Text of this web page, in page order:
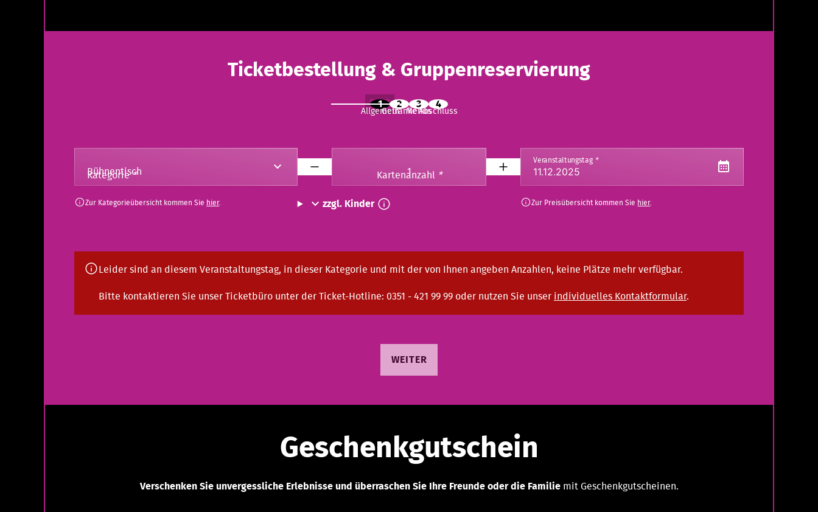
Ticketbestellung & Gruppenreservierung
1
Allgemein
2
Getränke
3
Menüs
4
Abschluss
Kategorie*
Zur Kategorieübersicht kommen Sie hier.
Kartenanzahl *
zzgl. Kinder
Veranstaltungstag *
Zur Preisübersicht kommen Sie hier.
Leider sind an diesem Veranstaltungstag, in dieser Kategorie und mit der von Ihnen angeben Anzahlen, keine Plätze mehr verfügbar.
Bitte kontaktieren Sie unser Ticketbüro unter der Ticket-Hotline: 0351 - 421 99 99 oder nutzen Sie unser individuelles Kontaktformular.
WEITER
Geschenkgutschein
Verschenken Sie unvergessliche Erlebnisse und überraschen Sie Ihre Freunde oder die Familiemit Geschenkgutscheinen.